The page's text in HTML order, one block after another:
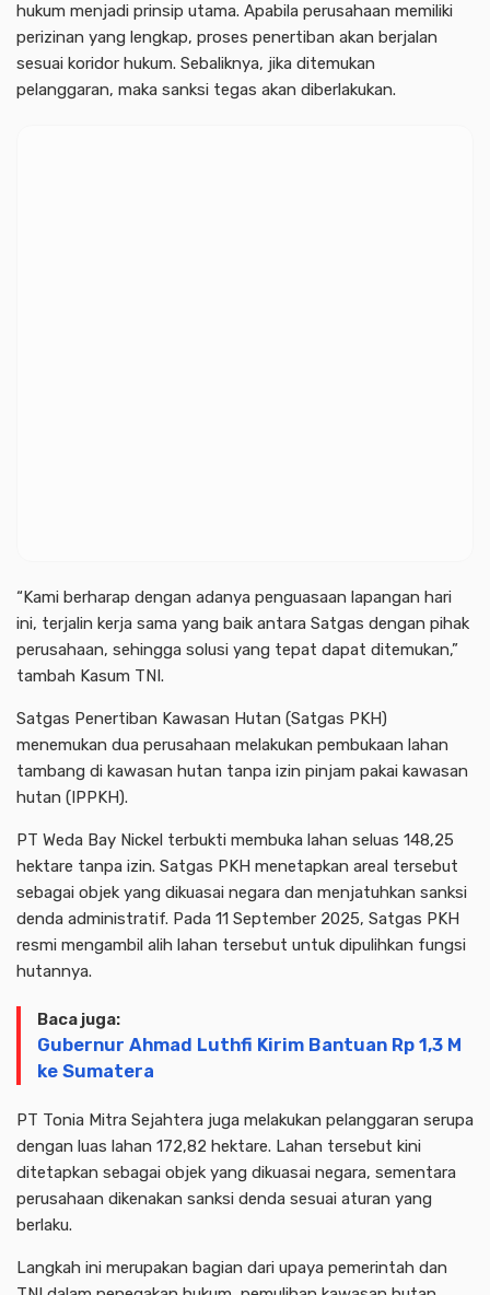
hukum menjadi prinsip utama. Apabila perusahaan memiliki
perizinan yang lengkap, proses penertiban akan berjalan
sesuai koridor hukum. Sebaliknya, jika ditemukan
pelanggaran, maka sanksi tegas akan diberlakukan.
“Kami berharap dengan adanya penguasaan lapangan hari
ini, terjalin kerja sama yang baik antara Satgas dengan pihak
perusahaan, sehingga solusi yang tepat dapat ditemukan,”
tambah Kasum TNI.
Satgas Penertiban Kawasan Hutan (Satgas PKH)
menemukan dua perusahaan melakukan pembukaan lahan
tambang di kawasan hutan tanpa izin pinjam pakai kawasan
hutan (IPPKH).
PT Weda Bay Nickel terbukti membuka lahan seluas 148,25
hektare tanpa izin. Satgas PKH menetapkan areal tersebut
sebagai objek yang dikuasai negara dan menjatuhkan sanksi
denda administratif. Pada 11 September 2025, Satgas PKH
resmi mengambil alih lahan tersebut untuk dipulihkan fungsi
hutannya.
Baca juga:
Gubernur Ahmad Luthfi Kirim Bantuan Rp 1,3 M
ke Sumatera
PT Tonia Mitra Sejahtera juga melakukan pelanggaran serupa
dengan luas lahan 172,82 hektare. Lahan tersebut kini
ditetapkan sebagai objek yang dikuasai negara, sementara
perusahaan dikenakan sanksi denda sesuai aturan yang
berlaku.
Langkah ini merupakan bagian dari upaya pemerintah dan